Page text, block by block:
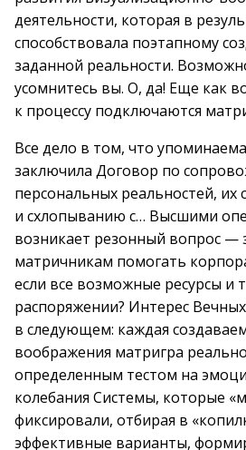
деятельности, которая в
способствовала поэтапному
заданной реальности.
усомнитесь вы. О, да! Еще как
к процессу подключаются
Все дело в том, что
заключила Договор по
персональных реальностей,
и схлопыванию с… Высшими
возникает резонный вопрос —
матричникам помогать
если все возможные ресурсы и
распоряжении? Интерес
в следующем: каждая
воображения матригра
определенным тестом на
колебания Системы, которые
фиксировали, отбирая в
эффективные варианты,